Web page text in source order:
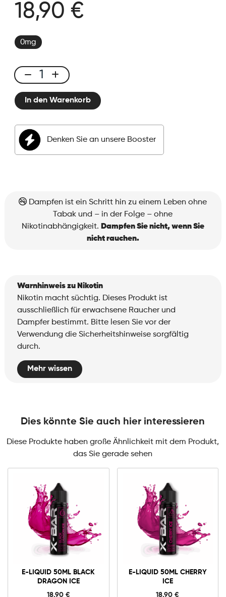
18,90 €
0mg
E-
liquid
50ml
Ice
Menge
In den Warenkorb
Denken Sie an unsere Booster
Dampfen ist ein Schritt hin zu einem Leben ohne
Tabak und – in der Folge – ohne
Nikotinabhängigkeit. Dampfen Sie nicht, wenn Sie
nicht rauchen.
Warnhinweis zu Nikotin
Nikotin macht süchtig. Dieses Produkt ist
ausschließlich für erwachsene Raucher und
Dampfer bestimmt. Bitte lesen Sie vor der
Verwendung die Sicherheitshinweise sorgfältig
durch.
Mehr wissen
Dies könnte Sie auch hier interessieren
Diese Produkte haben große Ähnlichkeit mit dem Produkt,
das Sie gerade sehen
E-LIQUID 50ML BLACK
DRAGON ICE
18,90 €
E-LIQUID 50ML CHERRY
ICE
18,90€
0mg
E-
liquid
50ml
Ice
Menge